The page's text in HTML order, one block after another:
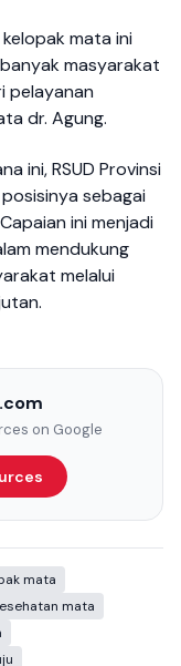
mata ini
masyarakat
pelayanan
dr. Agung.
ini, RSUD Provinsi
sebagai
ini menjadi
mendukung
melalui
on Google
mata
mata